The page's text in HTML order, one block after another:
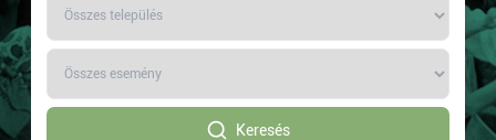
Keresés